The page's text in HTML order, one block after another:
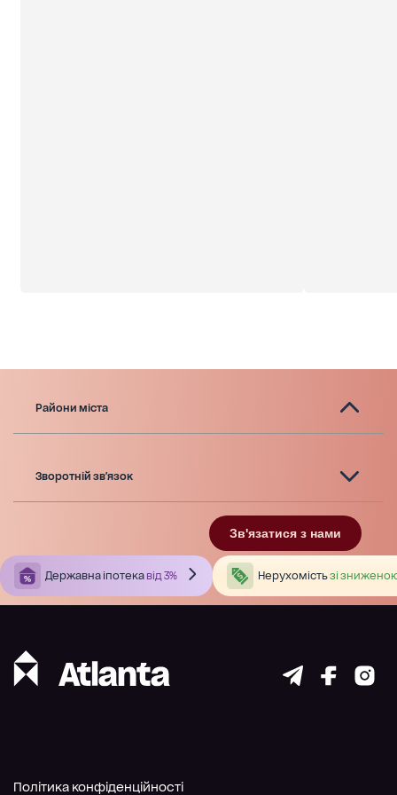
Райони міста
Зворотній зв'язок
Зв'язатися з нами
Державна іпотека від 3% Нерухомістьзі
Політика конфіденційності